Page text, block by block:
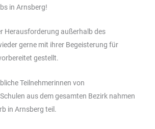
in Arnsberg!
Herausforderung außerhalb des
gerne mit ihrer Begeisterung für
gestellt.
Teilnehmerinnen von
aus dem gesamten Bezirk nahmen
in Arnsberg teil.